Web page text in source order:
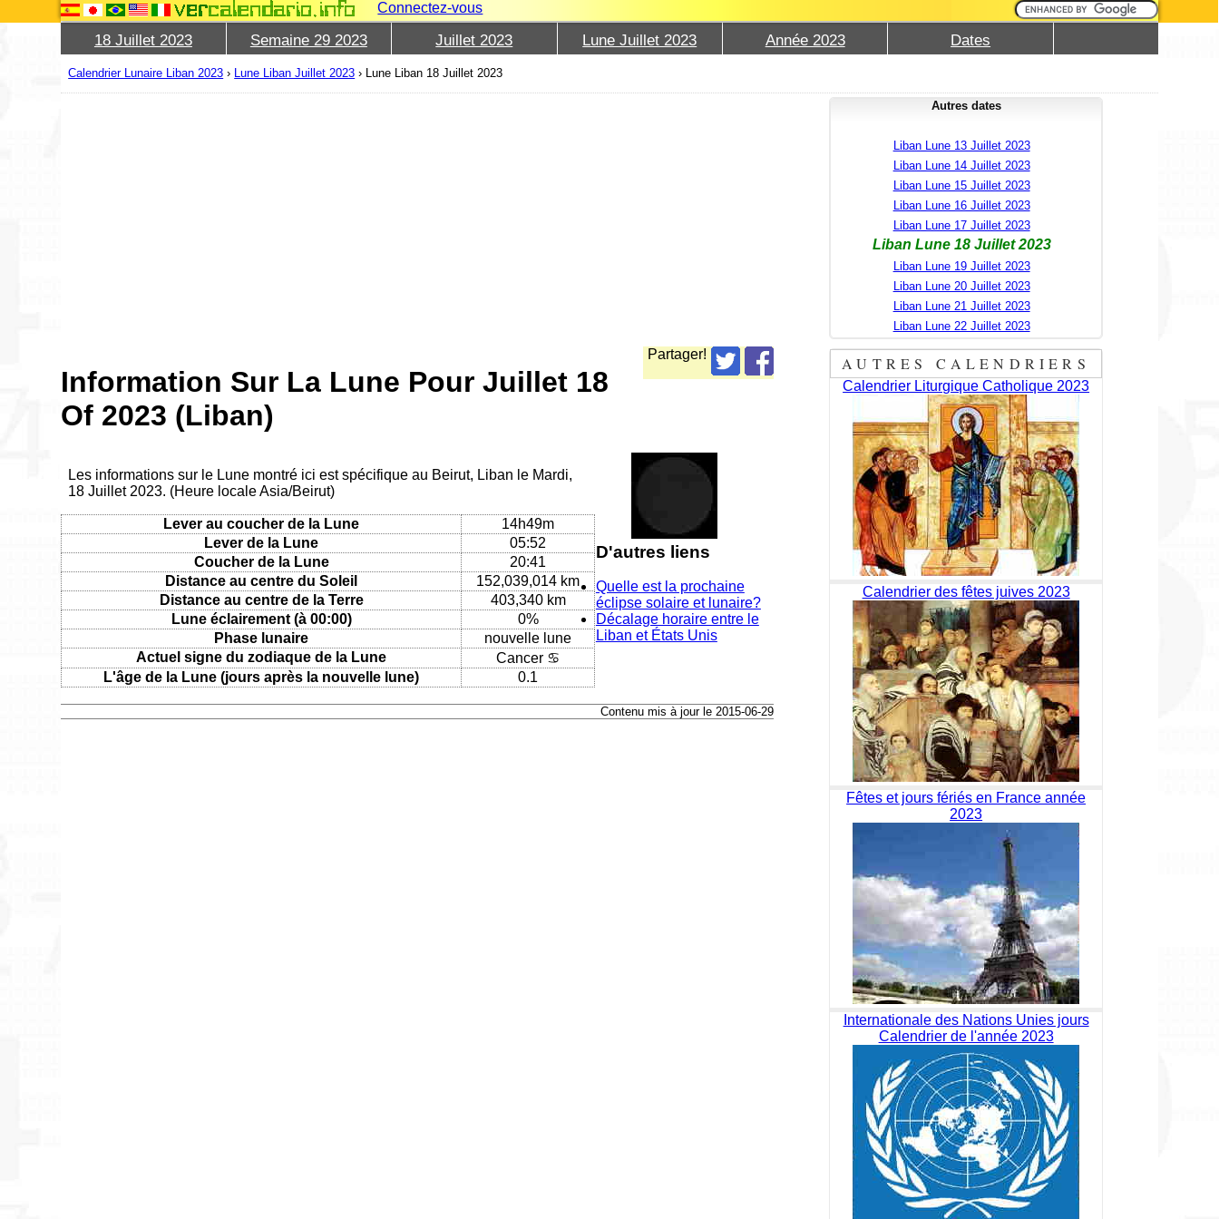
Connectez-vous
18 Juillet 2023 Semaine 29 2023 Juillet 2023 Lune Juillet 2023 Année 2023 Dates
Calendrier Lunaire Liban 2023 › Lune Liban Juillet 2023 › Lune Liban 18 Juillet 2023
Partager!
Information Sur La Lune Pour Juillet 18
Of 2023 (Liban)
Les informations sur le Lune montré ici est spécifique au Beirut, Liban le Mardi,
18 Juillet 2023. (Heure locale Asia/Beirut)
Lever au coucher de la Lune
14h49m
Lever de la Lune
05:52
Coucher de la Lune
20:41
Distance au centre du Soleil
152,039,014 km
Distance au centre de la Terre
403,340 km
Lune éclairement (à 00:00)
0%
Phase lunaire
nouvelle lune
Actuel signe du zodiaque de la Lune
Cancer ♋
L'âge de la Lune (jours après la nouvelle lune)
0.1
D'autres liens
Quelle est la prochaine
éclipse solaire et lunaire?
Décalage horaire entre le
Liban et États Unis
Contenu mis à jour le 2015-06-29
Autres dates
Liban Lune 13 Juillet 2023
Liban Lune 14 Juillet 2023
Liban Lune 15 Juillet 2023
Liban Lune 16 Juillet 2023
Liban Lune 17 Juillet 2023
Liban Lune 18 Juillet 2023
Liban Lune 19 Juillet 2023
Liban Lune 20 Juillet 2023
Liban Lune 21 Juillet 2023
Liban Lune 22 Juillet 2023
AUTRES CALENDRIERS
Calendrier Liturgique Catholique 2023
Calendrier des fêtes juives 2023
Fêtes et jours fériés en France année
2023
Internationale des Nations Unies jours
Calendrier de l'année 2023